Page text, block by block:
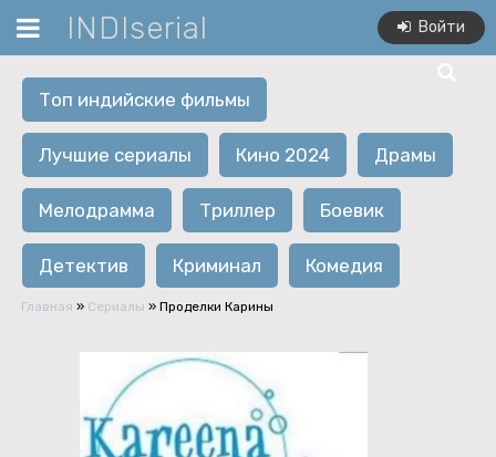
INDIserial Войти
Топ индийские фильмы
Лучшие сериалы Кино 2024 Драмы
Мелодрамма Триллер Боевик
Детектив Криминал Комедия
Главная » Сериалы » Проделки Карины